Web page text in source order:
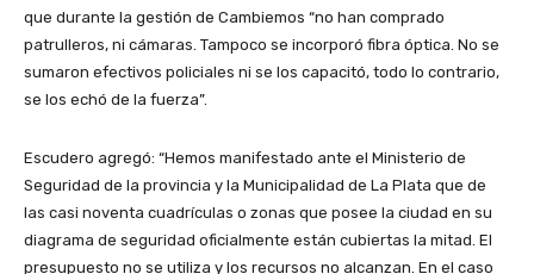
que durante la gestión de Cambiemos “no han comprado
patrulleros, ni cámaras. Tampoco se incorporó fibra óptica. No se
sumaron efectivos policiales ni se los capacitó, todo lo contrario,
se los echó de la fuerza”.
Escudero agregó: “Hemos manifestado ante el Ministerio de
Seguridad de la provincia y la Municipalidad de La Plata que de
las casi noventa cuadrículas o zonas que posee la ciudad en su
diagrama de seguridad oficialmente están cubiertas la mitad. El
presupuesto no se utiliza y los recursos no alcanzan. En el caso